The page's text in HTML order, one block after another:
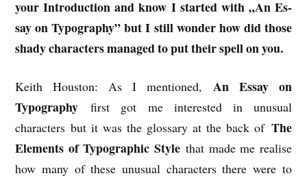
your Introduction and know I started with „An Es­
say on Ty­po­graphy” but I still wonder how did those
shady characters managed to put their spell on you.
Keith Houston: As I mentioned, An Essay on
Typography first got me interested in unusual
characters but it was the glossary at the back of The
Elements of Typographic Stylethat made me realise
how many of these unusual characters there were to